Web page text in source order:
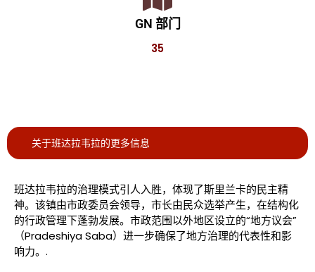
GN 部门
35
关于班达拉韦拉的更多信息
班达拉韦拉的治理模式引人入胜，体现了斯里兰卡的民主精
神。该镇由市政委员会领导，市长由民众选举产生，在结构化
的行政管理下蓬勃发展。市政范围以外地区设立的“地方议会”
（Pradeshiya Saba）进一步确保了地方治理的代表性和影
响力。.